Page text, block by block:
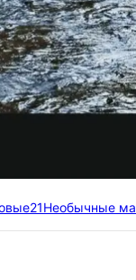
21Необычные